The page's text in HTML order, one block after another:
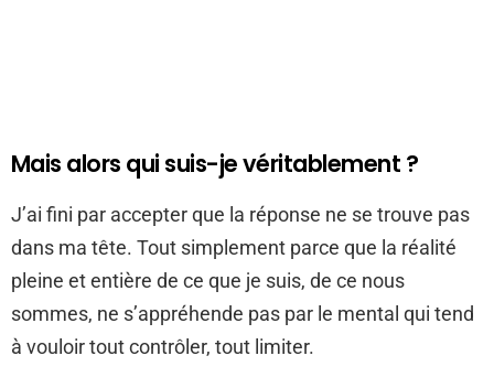
Mais alors qui suis-je véritablement ?
J’ai fini par accepter que la réponse ne se trouve pas
dans ma tête. Tout simplement parce que la réalité
pleine et entière de ce que je suis, de ce nous
sommes, ne s’appréhende pas par le mental qui tend
à vouloir tout contrôler, tout limiter.